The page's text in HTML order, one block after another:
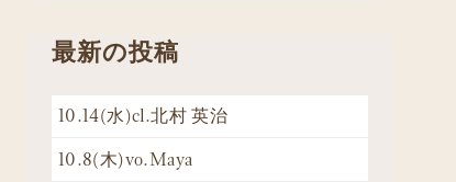
最新の投稿
10.14(水)cl.北村 英治
10.8(木)vo.Maya